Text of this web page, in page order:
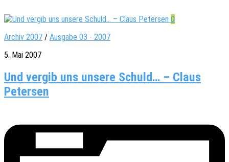
0
Archiv 2007 / Ausgabe 03 - 2007
5. Mai 2007
Und vergib uns unsere Schuld… – Claus
Petersen